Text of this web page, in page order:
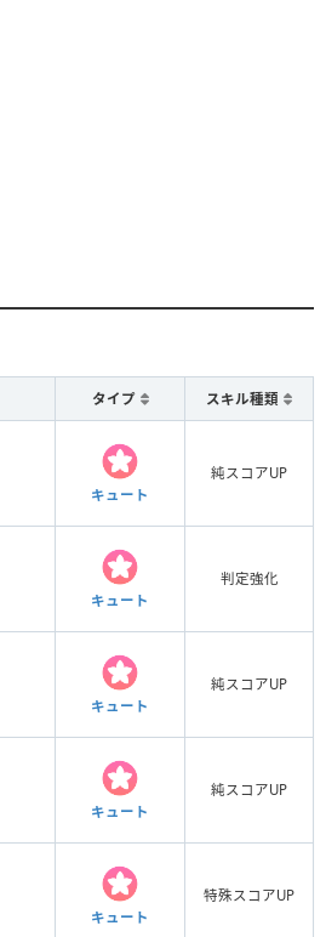
タイプ スキル種類
キュート
純スコアUP
キュート
判定強化
キュート
純スコアUP
キュート
純スコアUP
キュート
特殊スコアUP